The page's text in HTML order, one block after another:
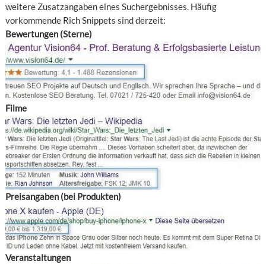
weitere Zusatzangaben eines Suchergebnisses. Häufig
vorkommende Rich Snippets sind derzeit:
Bewertungen (Sterne)
Filme
Preisangaben (bei Produkten)
Veranstaltungen